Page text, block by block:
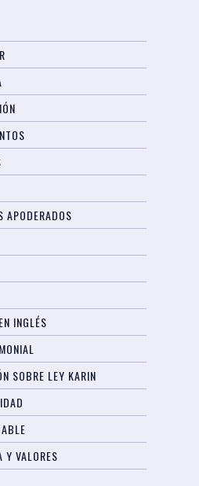
APODERADOS
INGLÉS
SOBRE LEY KARIN
Y VALORES